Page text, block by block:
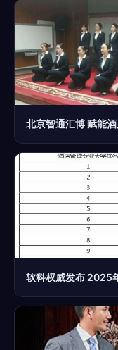
北京智通汇博 赋能